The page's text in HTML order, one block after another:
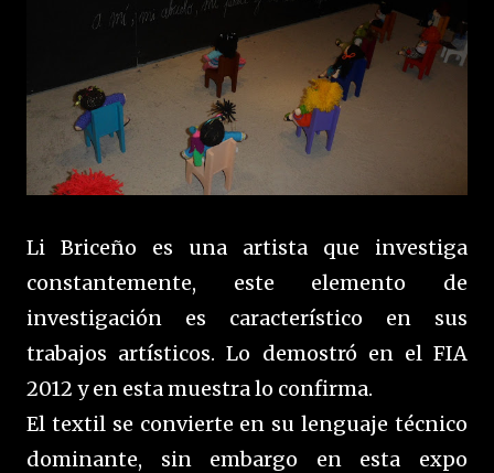
Li Briceño es una artista que investiga
constantemente, este elemento de
investigación es característico en sus
trabajos artísticos. Lo demostró en el FIA
2012 y en esta muestra lo confirma.
El textil se convierte en su lenguaje técnico
dominante, sin embargo en esta expo